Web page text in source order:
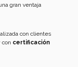
gran ventaja
con clientes
con certificación